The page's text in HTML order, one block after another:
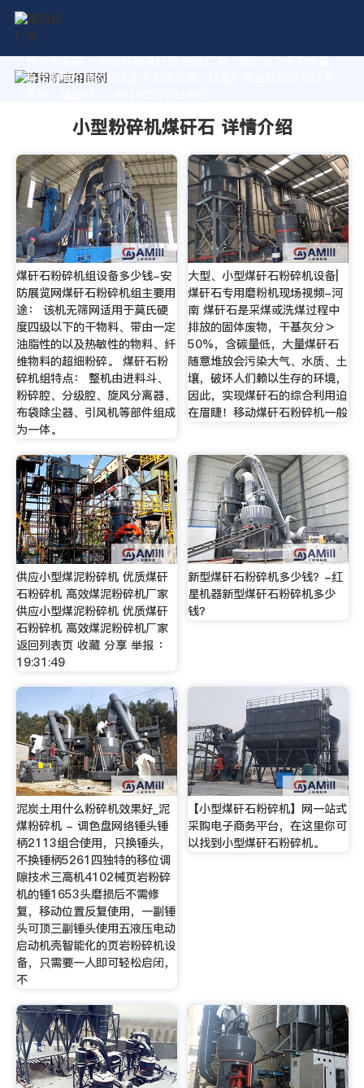
作为专业的 小型粉碎机煤矸石 制造厂家，我们致力于为您量
身定制高价值的粉体加工系统方案。获取厂家直销报价及技术
小型粉碎机煤矸石 详情介绍
煤矸石粉碎机组设备多少钱-安
防展览网煤矸石粉碎机组主要用
途： 该机无筛网适用于莫氏硬
度四级以下的干物料、带由一定
油脂性的以及热敏性的物料、纤
维物料的超细粉碎。 煤矸石粉
碎机组特点： 整机由进料斗、
粉碎腔、分级腔、旋风分离器、
布袋除尘器、引风机等部件组成
为一体。
大型、小型煤矸石粉碎机设备|
煤矸石专用磨粉机现场视频-河
南 煤矸石是采煤或洗煤过程中
排放的固体废物，干基灰分＞
50%，含碳量低，大量煤矸石
随意堆放会污染大气、水质、土
壤，破坏人们赖以生存的环境，
因此，实现煤矸石的综合利用迫
在眉睫！移动煤矸石粉碎机一般
供应小型煤泥粉碎机 优质煤矸
石粉碎机 高效煤泥粉碎机厂家
供应小型煤泥粉碎机 优质煤矸
石粉碎机 高效煤泥粉碎机厂家
返回列表页 收藏 分享 举报 ：
19:31:49
新型煤矸石粉碎机多少钱？-红
星机器新型煤矸石粉碎机多少
钱？
泥炭土用什么粉碎机效果好_泥
煤粉碎机 - 调色盘网络锤头锤
柄2113组合使用，只换锤头，
不换锤柄5261四独特的移位调
隙技术三高机4102械页岩粉碎
机的锤1653头磨损后不需修
复，移动位置反复使用，一副锤
头可顶三副锤头使用五液压电动
启动机壳智能化的页岩粉碎机设
备，只需要一人即可轻松启闭，
不
【小型煤矸石粉碎机】网一站式
采购电子商务平台，在这里你可
以找到小型煤矸石粉碎机。